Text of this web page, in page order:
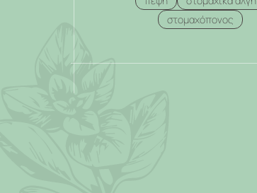
στομαχόπονος
.